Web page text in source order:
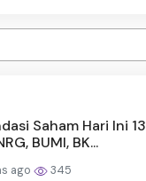
Saham Hari Ini
BUMI, BK...
ago 345